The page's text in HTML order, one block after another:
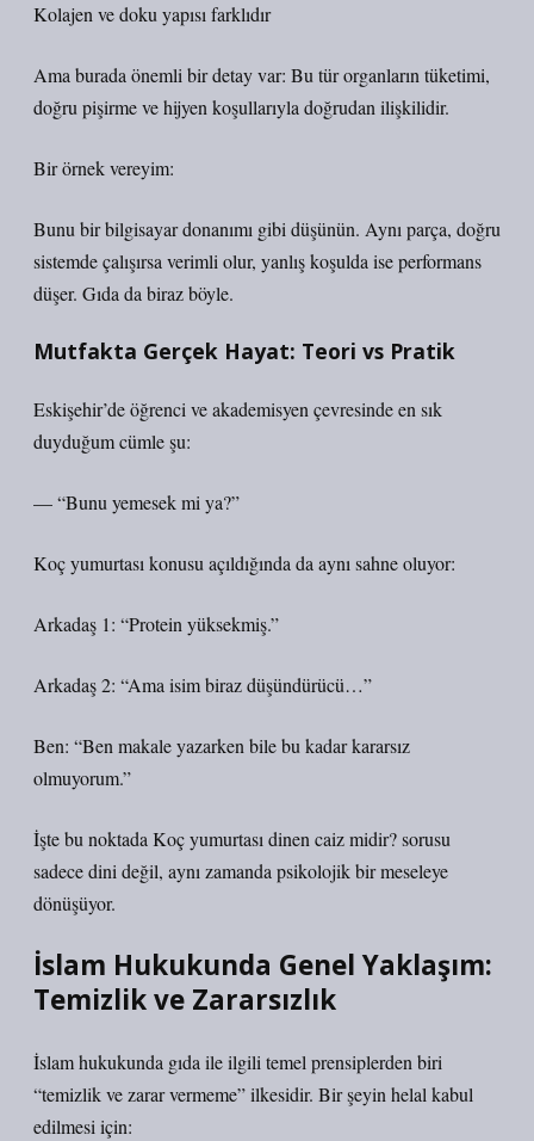
Kolajen ve doku yapısı farklıdır
Ama burada önemli bir detay var: Bu tür organların tüketimi,
doğru pişirme ve hijyen koşullarıyla doğrudan ilişkilidir.
Bir örnek vereyim:
Bunu bir bilgisayar donanımı gibi düşünün. Aynı parça, doğru
sistemde çalışırsa verimli olur, yanlış koşulda ise performans
düşer. Gıda da biraz böyle.
Mutfakta Gerçek Hayat: Teori vs Pratik
Eskişehir’de öğrenci ve akademisyen çevresinde en sık
duyduğum cümle şu:
— “Bunu yemesek mi ya?”
Koç yumurtası konusu açıldığında da aynı sahne oluyor:
Arkadaş 1: “Protein yüksekmiş.”
Arkadaş 2: “Ama isim biraz düşündürücü…”
Ben: “Ben makale yazarken bile bu kadar kararsız
olmuyorum.”
İşte bu noktada Koç yumurtası dinen caiz midir? sorusu
sadece dini değil, aynı zamanda psikolojik bir meseleye
dönüşüyor.
İslam Hukukunda Genel Yaklaşım:
Temizlik ve Zararsızlık
İslam hukukunda gıda ile ilgili temel prensiplerden biri
“temizlik ve zarar vermeme” ilkesidir. Bir şeyin helal kabul
edilmesi için: